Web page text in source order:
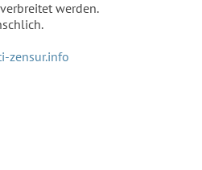
werden.
zensur.info